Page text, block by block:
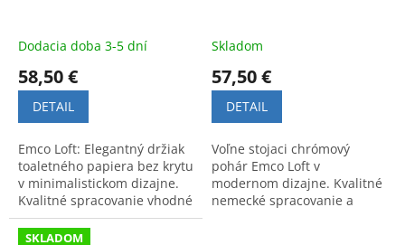
Dodacia doba 3-5 dní
58,50 €
DETAIL
Emco Loft: Elegantný držiak
toaletného papiera bez krytu
v minimalistickom dizajne.
Kvalitné spracovanie vhodné
do modernej kúpeľne.
Skladom
57,50 €
DETAIL
Voľne stojaci chrómový
pohár Emco Loft v
modernom dizajne. Kvalitné
nemecké spracovanie a
SKLADOM